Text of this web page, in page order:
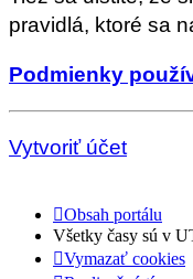
pravidlá, ktoré sa
Podmienky
Vytvoriť účet
Obsah portálu
Všetky časy sú v
Vymazať cookies